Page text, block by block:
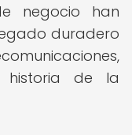
negocio han
duradero
de la